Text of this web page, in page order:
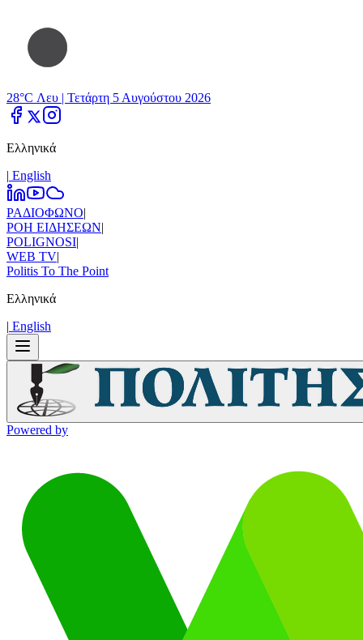
28°C Λευ | Τετάρτη 5 Αυγούστου 2026
Ελληνικά
| Εnglish
ΡΑΔΙΟΦΩΝΟ|
ΡΟΗ ΕΙΔΗΣΕΩΝ|
POLIGNOSI|
WEB TV|
Politis To The Point
Ελληνικά
| Εnglish
Powered by